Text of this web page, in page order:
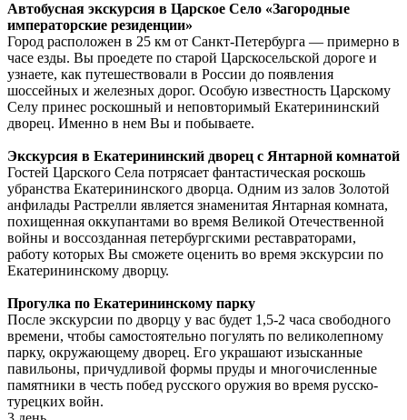
Автобусная экскурсия в Царское Село «Загородные
императорские резиденции»
Город расположен в 25 км от Санкт-Петербурга — примерно в
часе езды. Вы проедете по старой Царскосельской дороге и
узнаете, как путешествовали в России до появления
шоссейных и железных дорог. Особую известность Царскому
Селу принес роскошный и неповторимый Екатерининский
дворец. Именно в нем Вы и побываете.
Экскурсия в Екатерининский дворец с Янтарной комнатой
Гостей Царского Села потрясает фантастическая роскошь
убранства Екатерининского дворца. Одним из залов Золотой
анфилады Растрелли является знаменитая Янтарная комната,
похищенная оккупантами во время Великой Отечественной
войны и воссозданная петербургскими реставраторами,
работу которых Вы сможете оценить во время экскурсии по
Екатерининскому дворцу.
Прогулка по Екатерининскому парку
После экскурсии по дворцу у вас будет 1,5-2 часа свободного
времени, чтобы самостоятельно погулять по великолепному
парку, окружающему дворец. Его украшают изысканные
павильоны, причудливой формы пруды и многочисленные
памятники в честь побед русского оружия во время русско-
турецких войн.